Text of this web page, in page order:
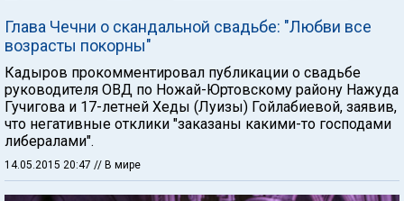
Глава Чечни о скандальной свадьбе: "Любви все
возрасты покорны"
Кадыров прокомментировал публикации о свадьбе
руководителя ОВД по Ножай-Юртовскому району Нажуда
Гучигова и 17-летней Хеды (Луизы) Гойлабиевой, заявив,
что негативные отклики "заказаны какими-то господами
либералами".
14.05.2015 20:47 // В мире